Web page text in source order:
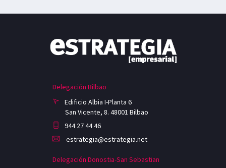
Delegación Bilbao
Edificio Albia I-Planta 6
San Vicente, 8. 48001 Bilbao
944 27 44 46
estrategia@estrategia.net
Delegación Donostia-San Sebastian